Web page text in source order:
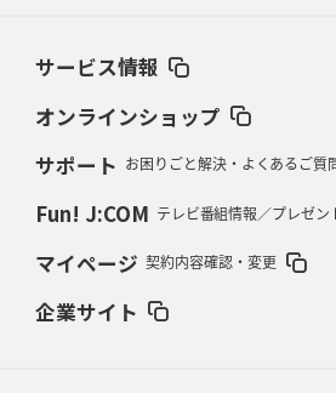
2026年2月19日(木)更新
37年女子W杯招致への課題と期待
2026年2月12日(木)更新
2026年2月5日(木)更新
占い方
サービス情報
オンラインショップ
サポート お困りごと解決・よくあるご質
Fun! J:COM テレビ番組情報／プレゼン
マイページ 契約内容確認・変更
企業サイト